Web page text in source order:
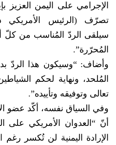
الإجرامي على اليمن العزيز
تصرّف (الرئيس الأمريكي
سيلقى الردّ المُناسب من كلّ
المُحرّرة”.
وأضاف: “وسيكون هذا الردّ
المُلحد، ونهاية لحكم
تعالى وتوفيقه وتأييده”.
وفي السياق نفسه، أكّد عضو
أنّ “العدوان الأمريكي على
الإرادة اليمنية لن تُكسر